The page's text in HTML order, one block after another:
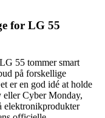
for LG 55
55 tommer smart
på forskellige
er en god idé at holde
eller Cyber ​​Monday,
elektronikprodukter